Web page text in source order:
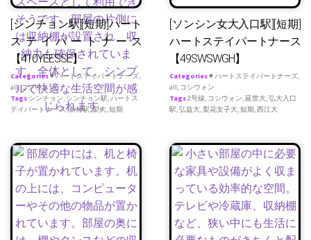
[シンチョン駅][短期]ハート
ステイパートナース
【410YEESSE】
Categories♥ ハートステイパートナーズ,
all,コシウォン
Tags シンチョン, シンチョン駅,ハートス
テイパートナース,新村駅,梨大,短期
[ソンシン女大入口駅][短期]
ハートステイパートナース
【49SWSWGH】
Categories♥ ハートステイパートナーズ,
all, コシウォン
Tags2号線, コシウォン,延世大,弘大入口
駅,弘益大,梨花女子大,短期,西江大